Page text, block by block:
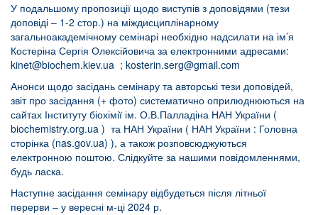
У подальшому пропозиції щодо виступів з доповідями (тези
доповіді – 1-2 стор.) на міждисциплінарному
загальноакадемічному семінарі необхідно надсилати на ім’я
Костеріна Сергія Олексійовича за електронними адресами:
kinet@biochem.kiev.ua ; kosterin.serg@gmail.com
Анонси щодо засідань семінару та авторські тези доповідей,
звіт про засідання (+ фото) систематично оприлюднюються на
сайтах Інституту біохімії ім. О.В.Палладіна НАН України (
biochemistry.org.ua ) та НАН України ( НАН України : Головна
сторінка (nas.gov.ua) ), а також розповсюджуються
електронною поштою. Слідкуйте за нашими повідомленнями,
будь ласка.
Наступне засідання семінару відбудеться після літньої
перерви – у вересні м-ці 2024 р.